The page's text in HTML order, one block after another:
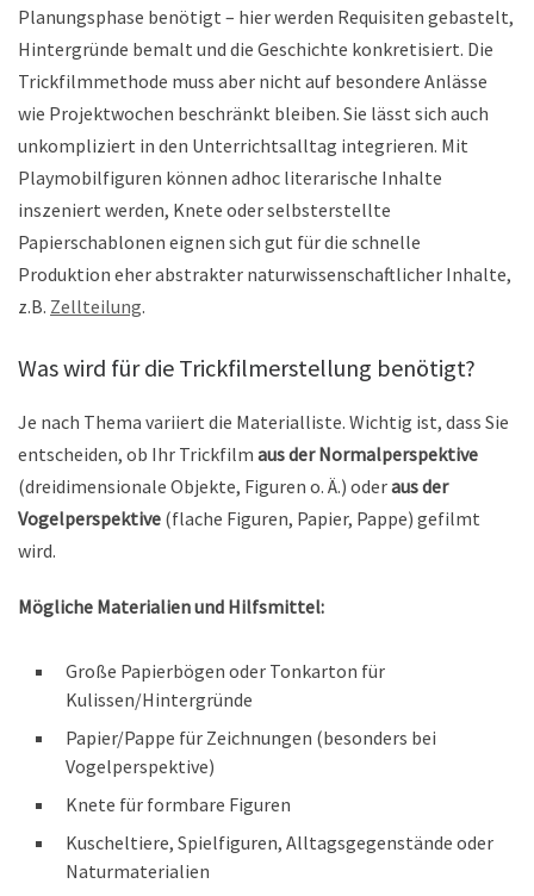
Planungsphase benötigt – hier werden Requisiten gebastelt,
Hintergründe bemalt und die Geschichte konkretisiert. Die
Trickfilmmethode muss aber nicht auf besondere Anlässe
wie Projektwochen beschränkt bleiben. Sie lässt sich auch
unkompliziert in den Unterrichtsalltag integrieren. Mit
Playmobilfiguren können adhoc literarische Inhalte
inszeniert werden, Knete oder selbsterstellte
Papierschablonen eignen sich gut für die schnelle
Produktion eher abstrakter naturwissenschaftlicher Inhalte,
z.B. Zellteilung.
Was wird für die Trickfilmerstellung benötigt?
Je nach Thema variiert die Materialliste. Wichtig ist, dass Sie
entscheiden, ob Ihr Trickfilm aus der Normalperspektive
(dreidimensionale Objekte, Figuren o. Ä.) oderaus der
Vogelperspektive (flache Figuren, Papier, Pappe) gefilmt
wird.
Mögliche Materialien und Hilfsmittel:
Große Papierbögen oder Tonkarton für
Kulissen/Hintergründe
Papier/Pappe für Zeichnungen (besonders bei
Vogelperspektive)
Knete für formbare Figuren
Kuscheltiere, Spielfiguren, Alltagsgegenstände oder
Naturmaterialien